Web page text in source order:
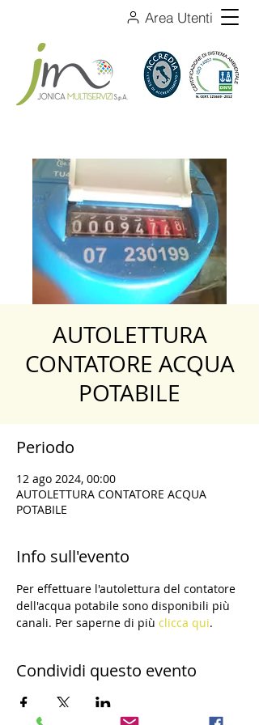
Area Utenti
AUTOLETTURA
CONTATORE ACQUA
POTABILE
Periodo
12 ago 2024, 00:00
AUTOLETTURA CONTATORE ACQUA
POTABILE
Info sull'evento
Per effettuare l'autolettura del contatore
dell'acqua potabile sono disponibili più
canali. Per saperne di più clicca qui.
Condividi questo evento